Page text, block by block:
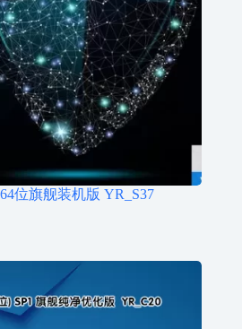
位旗舰装机版 YR_S37